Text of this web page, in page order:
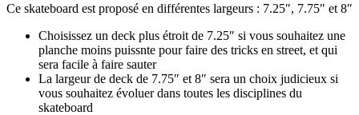
Ce skateboard est proposé en différentes largeurs : 7.25″, 7.75″ et 8″
Choisissez un deck plus étroit de 7.25″ si vous souhaitez une
planche moins puissnte pour faire des tricks en street, et qui
sera facile à faire sauter
La largeur de deck de 7.75″ et 8″ sera un choix judicieux si
vous souhaitez évoluer dans toutes les disciplines du
skateboard